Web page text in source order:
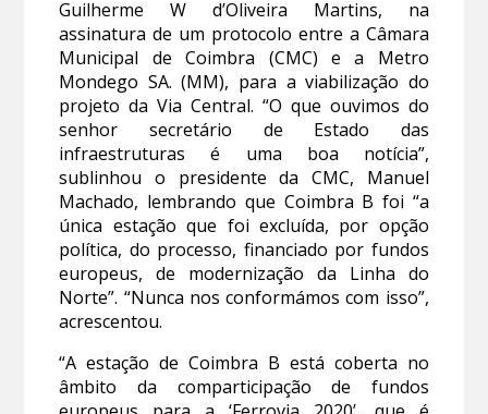
Guilherme W d’Oliveira Martins, na
assinatura de um protocolo entre a Câmara
Municipal de Coimbra (CMC) e a Metro
Mondego SA. (MM), para a viabilização do
projeto da Via Central. “O que ouvimos do
senhor secretário de Estado das
infraestruturas é uma boa notícia”,
sublinhou o presidente da CMC, Manuel
Machado, lembrando que Coimbra B foi “a
única estação que foi excluída, por opção
política, do processo, financiado por fundos
europeus, de modernização da Linha do
Norte”. “Nunca nos conformámos com isso”,
acrescentou.
“A estação de Coimbra B está coberta no
âmbito da comparticipação de fundos